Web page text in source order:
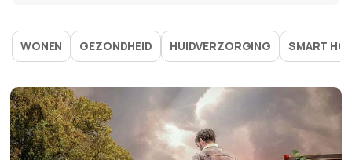
WONEN GEZONDHEID HUIDVERZORGING SMART